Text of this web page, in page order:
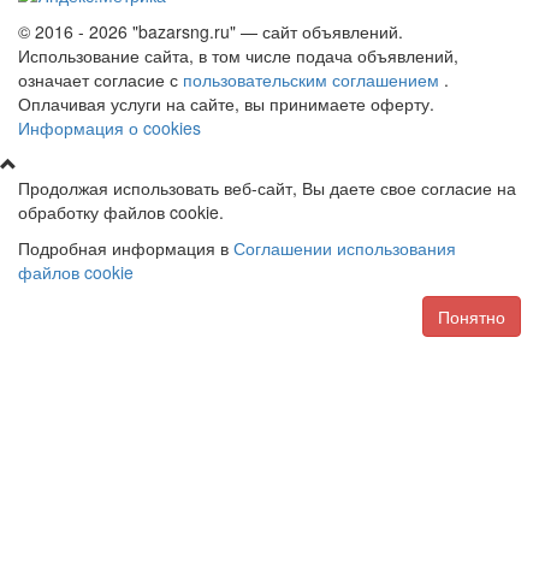
© 2016 - 2026 "bazarsng.ru" — сайт объявлений.
Использование сайта, в том числе подача объявлений,
означает согласие с пользовательским соглашением .
Оплачивая услуги на сайте, вы принимаете оферту.
Информация о cookies
Продолжая использовать веб-сайт, Вы даете свое согласие на
обработку файлов cookie.
Подробная информация в Соглашении использования
файлов cookie
Понятно